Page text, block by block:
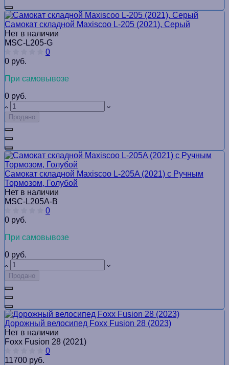
Самокат складной Maxiscoo L-205 (2021), Серый
Нет в наличии
MSC-L205-G
0
0 руб.
При самовывозе
0 руб.
Продано
Самокат складной Maxiscoo L-205A (2021) с Ручным
Тормозом, Голубой
Нет в наличии
MSC-L205A-B
0
0 руб.
При самовывозе
0 руб.
Продано
Дорожный велосипед Foxx Fusion 28 (2023)
Нет в наличии
Foxx Fusion 28 (2021)
0
11700 руб.